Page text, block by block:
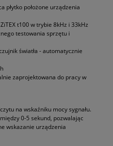
płytko położone urządzenia
t100 w trybie 8kHz i 33kHz
testowania sprzętu i
światła - automatycznie
zaprojektowana do pracy w
na wskaźniku mocy sygnału.
0-5 sekund, pozwalając
wskazanie urządzenia